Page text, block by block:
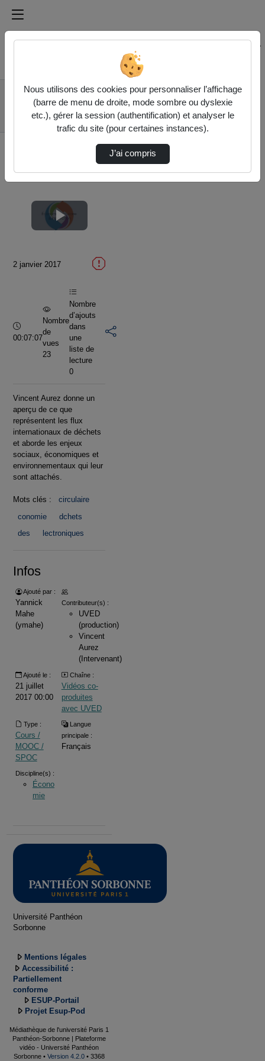
Médiathèque de l'université Paris
Rechercher un média sur Médiathèque de l'université
Accueil
Vidéos
3.6 Flux
internationaux de
Lire
la
vidéo
2 janvier 2017
Durée :
00:07:07
Nombre
de
vues
23
Nombre
d’ajouts
dans
une
liste de
lecture
0
Vincent Aurez donne un
aperçu de ce que
représentent les flux
internationaux de déchets
et aborde les enjeux
sociaux, économiques et
environnementaux qui leur
sont attachés.
Mots clés :
circulaire
conomie
dchets
des
lectroniques
Infos
Ajouté par :
Yannick
Mahe
(ymahe)
Contributeur(s) :
UVED
(production)
Vincent
Aurez
(Intervenant)
Ajouté le :
21 juillet
2017 00:00
Chaîne :
Vidéos co-
produites
avec UVED
Type :
Cours /
MOOC /
SPOC
Langue
principale :
Français
Discipline(s) :
Écono
mie
Université Panthéon
Sorbonne
Mentions légales
Accessibilité :
Partiellement
conforme
ESUP-Portail
Projet Esup-Pod
Médiathèque de l'université Paris 1
Panthéon-Sorbonne | Plateforme
vidéo - Université Panthéon
Sorbonne • Version 4.2.0 • 3368
Nous utilisons des cookies pour personnaliser l’affichage
(barre de menu de droite, mode sombre ou dyslexie
etc.), gérer la session (authentification) et analyser le
trafic du site (pour certaines instances).
J’ai compris